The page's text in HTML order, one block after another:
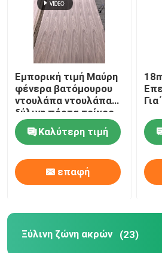
Εμπορική τιμή Μαύρη
φένερα βατόμουρου
ντουλάπα ντουλάπα
ξύλινη πόρτα τοίχος
πίνακα διακοσμητικό
πίνακαΚαλύτερη τιμή
επαφή
Ξύλινη ζώνη ακρών (23)